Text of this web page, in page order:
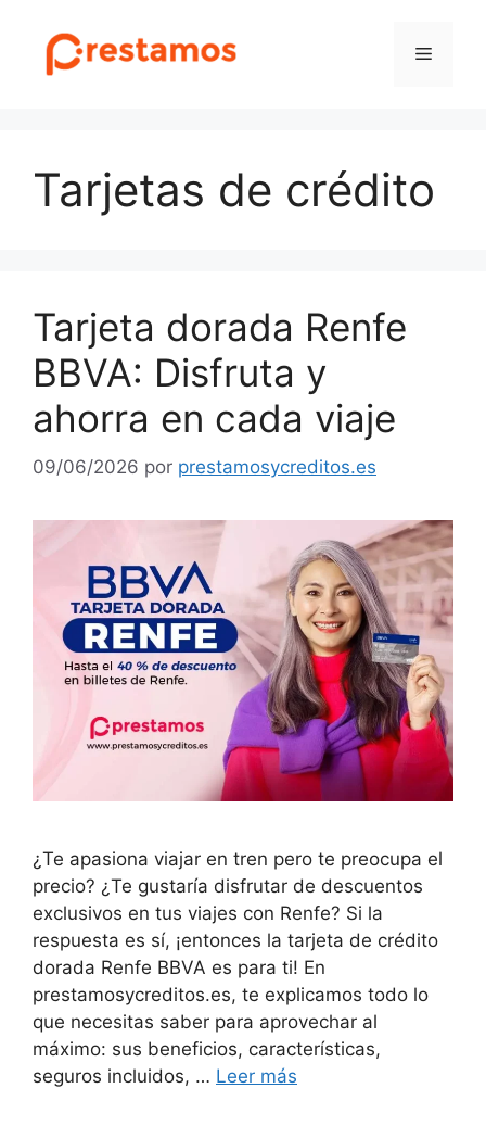
contenido
Menú
Tarjetas de crédito
Tarjeta dorada Renfe
BBVA: Disfruta y
ahorra en cada viaje
09/06/2026 por prestamosycreditos.es
¿Te apasiona viajar en tren pero te preocupa el
precio? ¿Te gustaría disfrutar de descuentos
exclusivos en tus viajes con Renfe? Si la
respuesta es sí, ¡entonces la tarjeta de crédito
dorada Renfe BBVA es para ti! En
prestamosycreditos.es, te explicamos todo lo
que necesitas saber para aprovechar al
máximo: sus beneficios, características,
seguros incluidos, … Leer más